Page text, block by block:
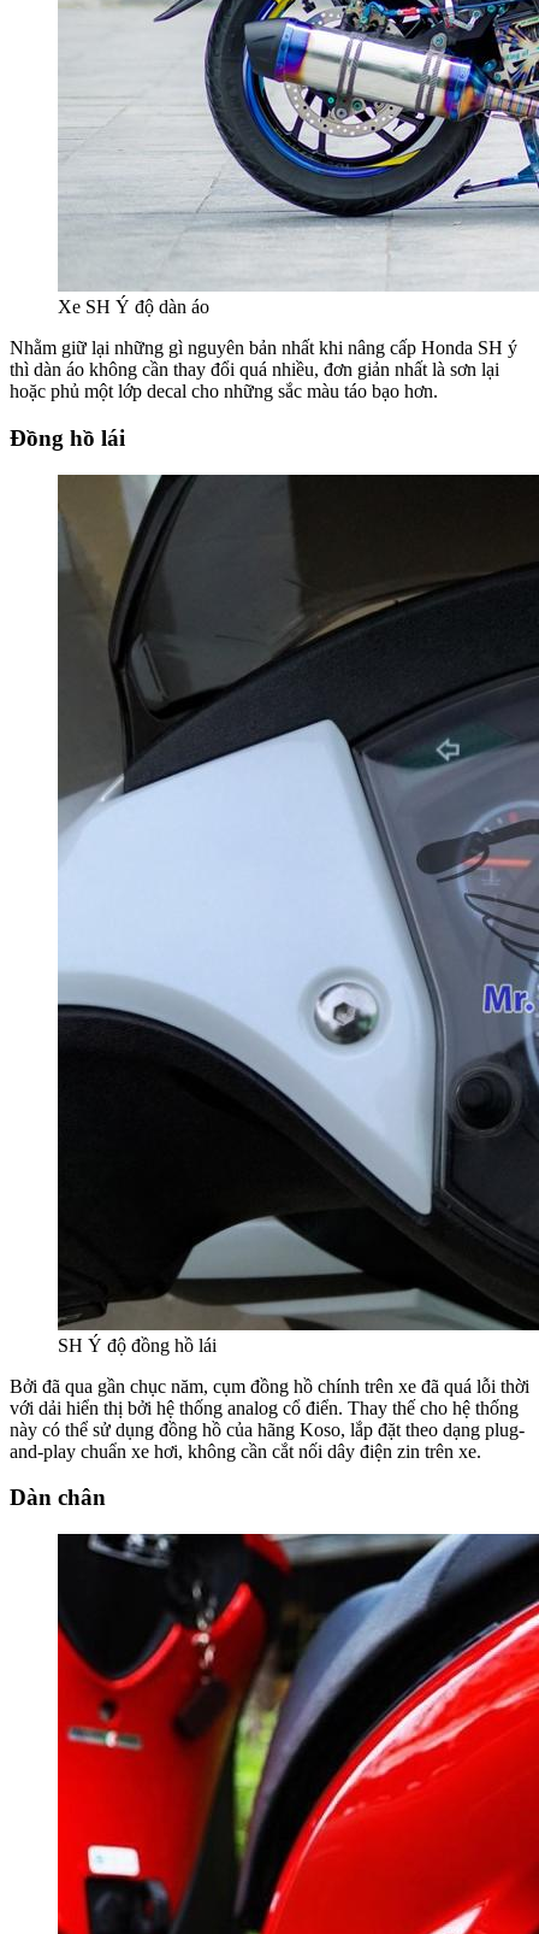
Xe SH Ý độ dàn áo
Nhằm giữ lại những gì nguyên bản nhất khi nâng cấp Honda SH ý
thì dàn áo không cần thay đổi quá nhiều, đơn giản nhất là sơn lại
hoặc phủ một lớp decal cho những sắc màu táo bạo hơn.
Đồng hồ lái
SH Ý độ đồng hồ lái
Bởi đã qua gần chục năm, cụm đồng hồ chính trên xe đã quá lỗi thời
với dải hiển thị bởi hệ thống analog cổ điển. Thay thế cho hệ thống
này có thể sử dụng đồng hồ của hãng Koso, lắp đặt theo dạng plug-
and-play chuẩn xe hơi, không cần cắt nối dây điện zin trên xe.
Dàn chân